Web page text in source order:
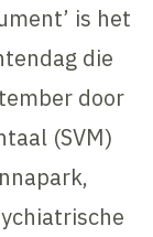
is het
die
door
(SVM)